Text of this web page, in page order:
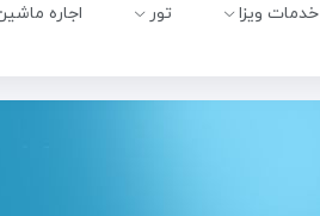
خدمات ویزا تور اجاره